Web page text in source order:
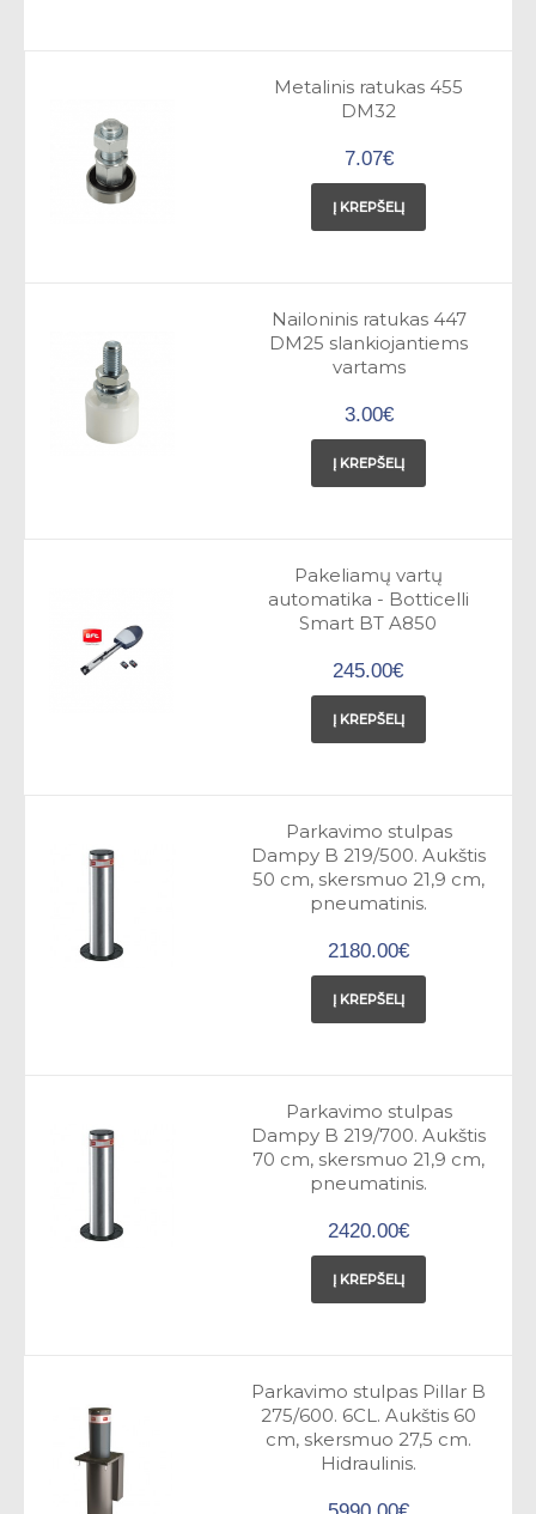
Metalinis ratukas 455
DM32
7.07€
Į KREPŠELĮ
Nailoninis ratukas 447
DM25 slankiojantiems
vartams
3.00€
Į KREPŠELĮ
Pakeliamų vartų
automatika - Botticelli
Smart BT A850
245.00€
Į KREPŠELĮ
Parkavimo stulpas
Dampy B 219/500. Aukštis
50 cm, skersmuo 21,9 cm,
pneumatinis.
2180.00€
Į KREPŠELĮ
Parkavimo stulpas
Dampy B 219/700. Aukštis
70 cm, skersmuo 21,9 cm,
pneumatinis.
2420.00€
Į KREPŠELĮ
Parkavimo stulpas Pillar B
275/600. 6CL. Aukštis 60
cm, skersmuo 27,5 cm.
Hidraulinis.